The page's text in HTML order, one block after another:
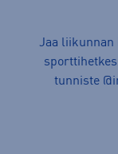
Jaa liikunnan
tunniste